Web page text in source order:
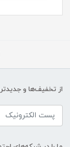
از تخفیف‌ها و